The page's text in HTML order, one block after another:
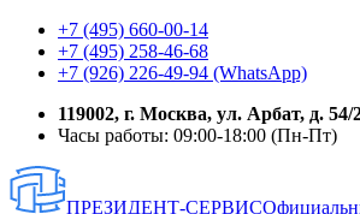
+7 (495) 660-00-14
+7 (495) 258-46-68
+7 (926) 226-49-94 (WhatsApp)
119002, г. Москва, ул. Арбат, д. 54/
Часы работы: 09:00-18:00 (Пн-Пт)
ПРЕЗИДЕНТ-СЕРВИС